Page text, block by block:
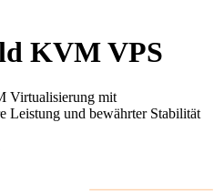
KVM VPS
Virtualisierung mit
Leistung und bewährter Stabilität